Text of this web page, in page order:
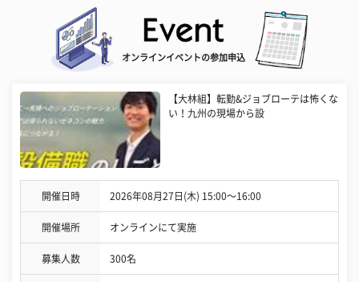
オンラインイベントの参加申込
【大林組】転勤&ジョブローテは怖くな
い！九州の現場から設
開催日時 2026年08月27日(木) 15:00〜16:00
開催場所 オンラインにて実施
募集人数 300名